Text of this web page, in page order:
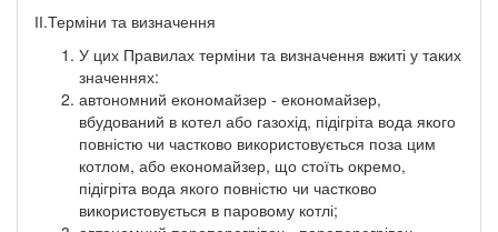
ІІ.Терміни та визначення
У цих Правилах терміни та визначення вжиті у таких
значеннях:
автономний економайзер - економайзер,
вбудований в котел або газохід, підігріта вода якого
повністю чи частково використовується поза цим
котлом, або економайзер, що стоїть окремо,
підігріта вода якого повністю чи частково
використовується в паровому котлі;